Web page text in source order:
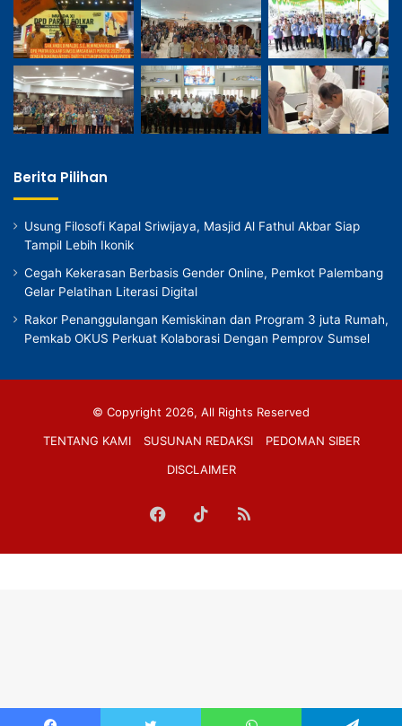
Berita Pilihan
Usung Filosofi Kapal Sriwijaya, Masjid Al Fathul Akbar Siap
Tampil Lebih Ikonik
Cegah Kekerasan Berbasis Gender Online, Pemkot Palembang
Gelar Pelatihan Literasi Digital
Rakor Penanggulangan Kemiskinan dan Program 3 juta Rumah,
Pemkab OKUS Perkuat Kolaborasi Dengan Pemprov Sumsel
© Copyright 2026, All Rights Reserved
TENTANG KAMI
SUSUNAN REDAKSI
PEDOMAN SIBER
DISCLAIMER
Facebook
TikTokRSS